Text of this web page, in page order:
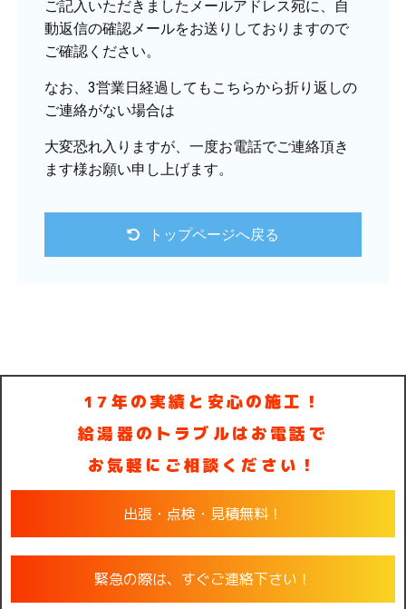
ご記入いただきましたメールアドレス宛に、自
動返信の確認メールをお送りしておりますので
ご確認ください。
なお、3営業日経過してもこちらから折り返しの
ご連絡がない場合は
大変恐れ入りますが、一度お電話でご連絡頂き
ます様お願い申し上げます。
トップページへ戻る
17年の実績と安心の施工！
給湯器のトラブルはお電話で
お気軽にご相談ください！
出張・点検・見積無料！
緊急の際は、すぐご連絡下さい！